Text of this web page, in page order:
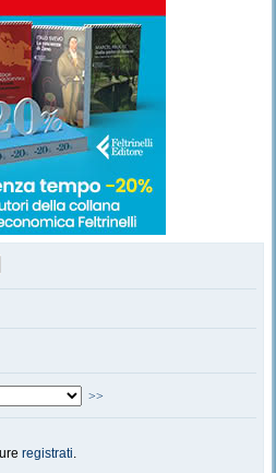
>>
registrati.